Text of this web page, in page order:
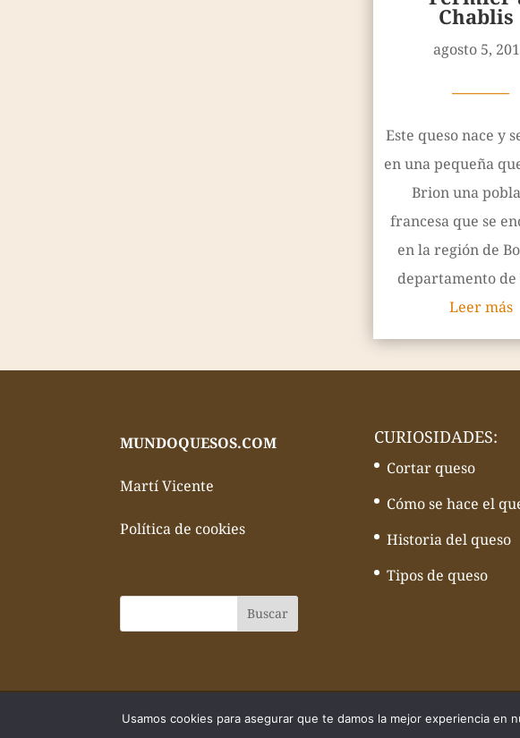
Chablis
agosto 5,
————
Este queso nace y
en una pequeña
Brion una
francesa que se
en la región de
departamento de
Leer más
MUNDOQUESOS.COM
Martí Vicente
Política de cookies
CURIOSIDADES:
Cortar queso
Cómo se hace el
Historia del queso
Tipos de queso
© Todos los derechos reservados Mundoquesos - Web
Usamos cookies para asegurar que te damos la mejor experiencia